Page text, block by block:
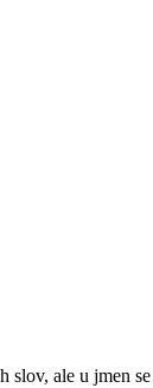
ale u jmen